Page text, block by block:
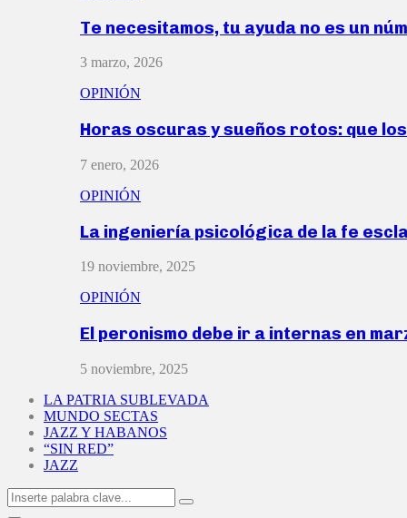
Te necesitamos, tu ayuda no es un
3 marzo, 2026
OPINIÓN
Horas oscuras y sueños rotos: que
7 enero, 2026
OPINIÓN
La ingeniería psicológica de la fe
19 noviembre, 2025
OPINIÓN
El peronismo debe ir a internas en
5 noviembre, 2025
LA PATRIA SUBLEVADA
MUNDO SECTAS
JAZZ Y HABANOS
“SIN RED”
JAZZ
Search
for:
Search